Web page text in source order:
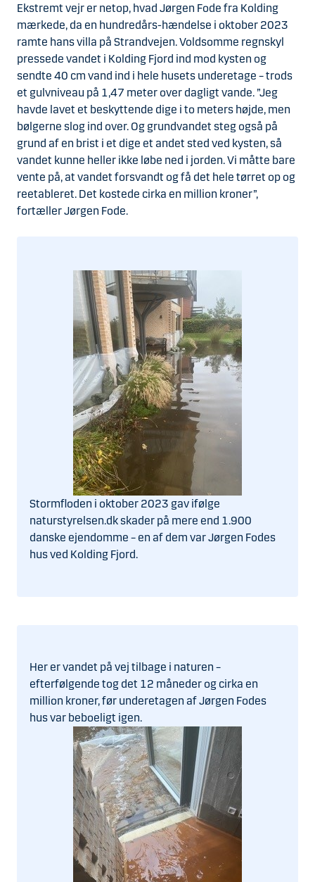
Ekstremt vejr er netop, hvad Jørgen Fode fra Kolding
mærkede, da en hundredårs-hændelse i oktober 2023
ramte hans villa på Strandvejen. Voldsomme regnskyl
pressede vandet i Kolding Fjord ind mod kysten og
sendte 40 cm vand ind i hele husets underetage – trods
et gulvniveau på 1,47 meter over dagligt vande. ”Jeg
havde lavet et beskyttende dige i to meters højde, men
bølgerne slog ind over. Og grundvandet steg også på
grund af en brist i et dige et andet sted ved kysten, så
vandet kunne heller ikke løbe ned i jorden. Vi måtte bare
vente på, at vandet forsvandt og få det hele tørret op og
reetableret. Det kostede cirka en million kroner”,
fortæller Jørgen Fode.
Stormfloden i oktober 2023 gav ifølge
naturstyrelsen.dk skader på mere end 1.900
danske ejendomme – en af dem var Jørgen Fodes
hus ved Kolding Fjord.
Her er vandet på vej tilbage i naturen –
efterfølgende tog det 12 måneder og cirka en
million kroner, før underetagen af Jørgen Fodes
hus var beboeligt igen.